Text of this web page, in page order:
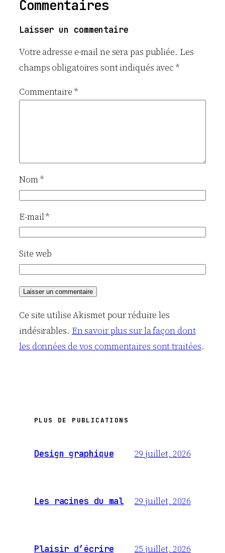
Commentaires
Laisser un commentaire
Votre adresse e-mail ne sera pas publiée. Les
champs obligatoires sont indiqués avec*
Commentaire *
Nom*
E-mail*
Site web
Ce site utilise Akismet pour réduire les
indésirables. En savoir plus sur la façon dont
les données de vos commentaires sont traitées.
PLUS DE PUBLICATIONS
Design graphique 29 juillet, 2026
Les racines du mal 29 juillet, 2026
Plaisir d’écrire 25 juillet, 2026